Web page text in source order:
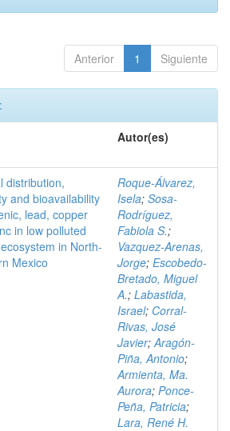
Anterior 1 Siguiente
Autor(es)
distribution,
and bioavailability
lead, copper
in low polluted
in North-
Mexico
Roque-Álvarez,
Isela; Sosa-
Rodríguez,
Fabiola S.;
Vazquez-Arenas,
Jorge; Escobedo-
Bretado, Miguel
A.; Labastida,
Israel; Corral-
Rivas, José
Javier;Aragón-
Piña, Antonio;
Armienta, Ma.
Aurora; Ponce-
Peña, Patricia;
Lara, René H.